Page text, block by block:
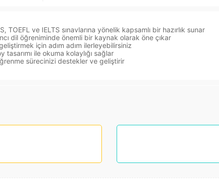
TOEFL ve IELTS sınavlarına yönelik kapsamlı bir hazırlık sunar
dil öğreniminde önemli bir kaynak olarak öne çıkar
için adım adım ilerleyebilirsiniz
ile okuma kolaylığı sağlar
sürecinizi destekler ve geliştirir